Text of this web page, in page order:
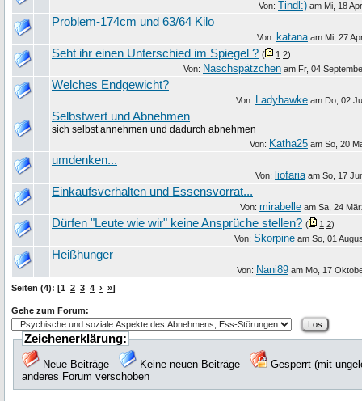
Von: Tindl:) am Mi, 18
Problem-174cm und 63/64 Kilo
Von: katana am Mi, 27
Seht ihr einen Unterschied im Spiegel ? ( 1 2)
Von: Naschspätzchen am Fr, 04
Welches Endgewicht?
Von: Ladyhawke am Do, 02
Selbstwert und Abnehmen
sich selbst annehmen und dadurch abnehmen
Von: Katha25 am So, 20
umdenken...
Von: liofaria am So, 17
Einkaufsverhalten und Essensvorrat...
Von: mirabelle am Sa, 24
Dürfen "Leute wie wir" keine Ansprüche stellen? ( 1 2)
Von: Skorpine am So, 01
Heißhunger
Von: Nani89 am Mo, 17
Seiten (4): [1 2 3 4 › »]
Gehe zum Forum:
Zeichenerklärung:
Neue Beiträge Keine neuen Beiträge
Gesperrt (mit
anderes Forum verschoben